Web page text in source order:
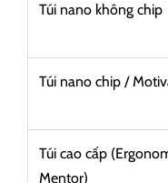
Túi nano không chip
Túi nano chip /
Túi cao cấp
Mentor)